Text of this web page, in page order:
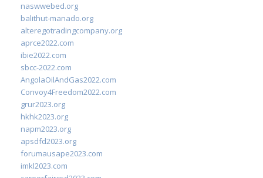
naswwebed.org
balithut-manado.org
alteregotradingcompany.org
aprce2022.com
ibie2022.com
sbcc-2022.com
AngolaOilAndGas2022.com
Convoy4Freedom2022.com
grur2023.org
hkhk2023.org
napm2023.org
apsdfd2023.org
forumausape2023.com
imkl2023.com